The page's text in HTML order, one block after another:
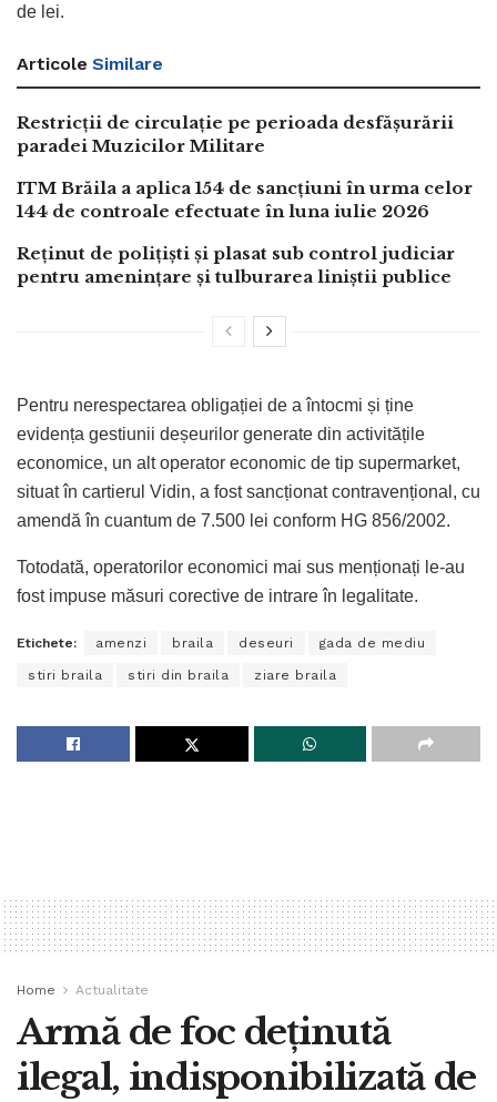
de lei.
Articole Similare
Restricții de circulație pe perioada desfășurării
paradei Muzicilor Militare
ITM Brăila a aplica 154 de sancțiuni în urma celor
144 de controale efectuate în luna iulie 2026
Reținut de polițiști și plasat sub control judiciar
pentru amenințare și tulburarea liniștii publice
Pentru nerespectarea obligației de a întocmi și ține
evidența gestiunii deșeurilor generate din activitățile
economice, un alt operator economic de tip supermarket,
situat în cartierul Vidin, a fost sancționat contravențional, cu
amendă în cuantum de 7.500 lei conform HG 856/2002.
Totodată, operatorilor economici mai sus menționați le-au
fost impuse măsuri corective de intrare în legalitate.
Etichete: amenzi braila deseuri gada de mediu
stiri braila stiri din braila ziare braila
Home Actualitate
Armă de foc deținută
ilegal, indisponibilizată de